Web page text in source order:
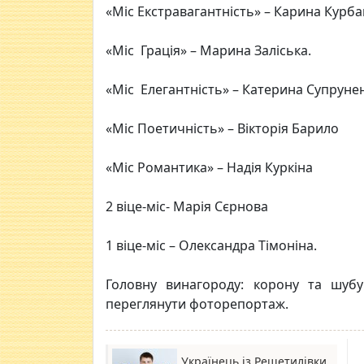
«Міс Екстравагантність» – Карина
«Міс Грація» – Марина Заліська.
«Міс Елегантність» – Катерина
«Міс Поетичність» – Вікторія Барило
«Міс Романтика» – Надія Куркіна
2 віце-міс- Марія Сєрнова
1 віце-міс – Олександра Тімоніна.
Головну винагороду: корону та
переглянути фоторепортаж.